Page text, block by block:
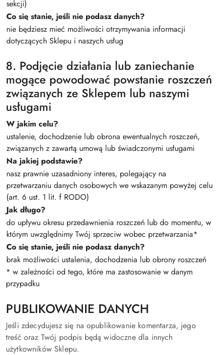
sekcji)
Co się stanie, jeśli nie podasz danych?
nie będziesz mieć możliwości otrzymywania informacji
dotyczących Sklepu i naszych usług
8. Podjęcie działania lub zaniechanie
mogące powodować powstanie roszczeń
związanych ze Sklepem lub naszymi
usługami
W jakim celu?
ustalenie, dochodzenie lub obrona ewentualnych roszczeń,
związanych z zawartą umową lub świadczonymi usługami
Na jakiej podstawie?
nasz prawnie uzasadniony interes, polegający na
przetwarzaniu danych osobowych we wskazanym powyżej celu
(art. 6 ust. 1 lit. f RODO)
Jak długo?
do upływu okresu przedawnienia roszczeń lub do momentu, w
którym uwzględnimy Twój sprzeciw wobec przetwarzania*
Co się stanie, jeśli nie podasz danych?
brak możliwości ustalenia, dochodzenia lub obrony roszczeń
* w zależności od tego, które ma zastosowanie w danym
przypadku
PUBLIKOWANIE DANYCH
Jeśli zdecydujesz się na opublikowanie komentarza, jego
treść oraz Twój podpis będą widoczne dla innych
użytkowników Sklepu.